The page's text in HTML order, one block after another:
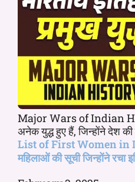
Major Wars of Indian
अनेक युद्ध हुए हैं, जिन्होंने देश
List of First Women in
महिलाओं की सूची जिन्होंने रचा